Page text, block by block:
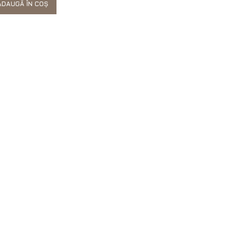
ÎN COȘ